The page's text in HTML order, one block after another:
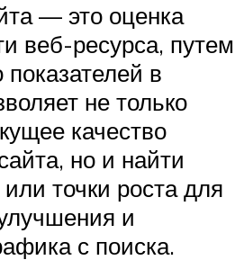
— это оценка
веб-ресурса, путем
в
не только
качество
но и найти
точки роста для
и
с поиска.